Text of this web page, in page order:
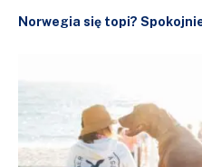
Norwegia się topi?